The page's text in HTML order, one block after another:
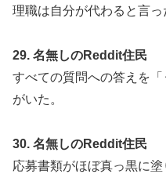
理職は自分が代わると言っ
29. 名無しのReddit住民
すべての質問への答えを
がいた。
30. 名無しのReddit住民
応募書類がほぼ真っ黒に